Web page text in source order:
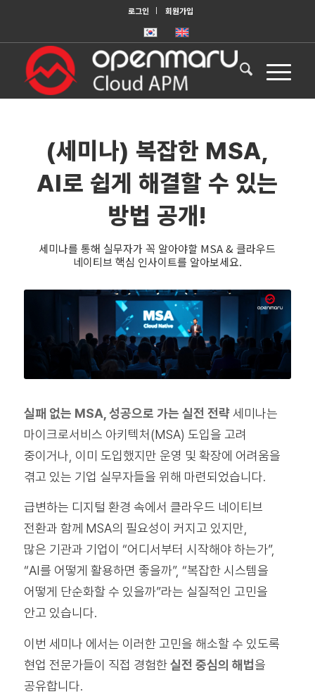
로그인 회원가입
(세미나) 복잡한 MSA,
AI로 쉽게 해결할 수 있는
방법 공개!
세미나를 통해 실무자가 꼭 알아야할 MSA & 클라우드
네이티브 핵심 인사이트를 알아보세요.
실패 없는 MSA, 성공으로 가는 실전 전략세미나는
마이크로서비스 아키텍처(MSA) 도입을 고려
중이거나, 이미 도입했지만 운영 및 확장에 어려움을
겪고 있는 기업 실무자들을 위해 마련되었습니다.
급변하는 디지털 환경 속에서 클라우드 네이티브
전환과 함께 MSA의 필요성이 커지고 있지만,
많은 기관과 기업이 “어디서부터 시작해야 하는가”,
“AI를 어떻게 활용하면 좋을까”, “복잡한 시스템을
어떻게 단순화할 수 있을까”라는 실질적인 고민을
안고 있습니다.
이번 세미나 에서는 이러한 고민을 해소할 수 있도록
현업 전문가들이 직접 경험한실전 중심의 해법을
공유합니다.